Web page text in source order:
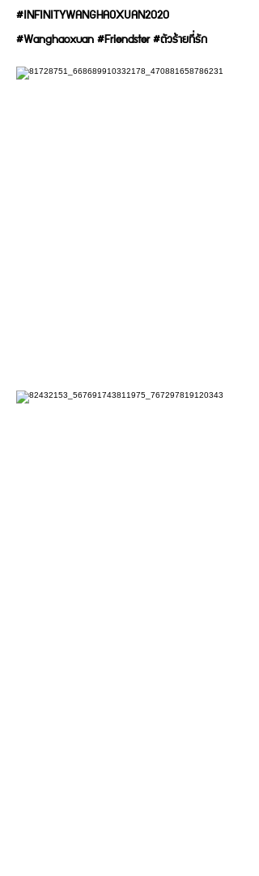
#INFINITYWANGHAOXUAN2020
#Wanghaoxuan #Friendster #ตัวร้ายที่รัก